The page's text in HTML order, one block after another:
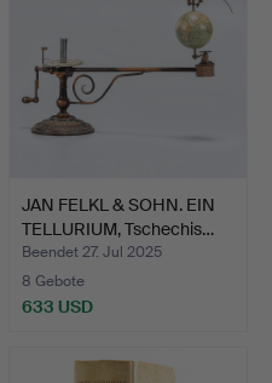
JAN FELKL & SOHN. EIN
TELLURIUM, Tschechis…
Beendet 27. Jul 2025
8 Gebote
633 USD